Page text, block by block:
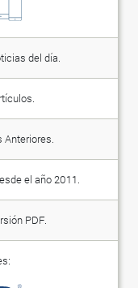
del día.
el año 2011.
PDF.